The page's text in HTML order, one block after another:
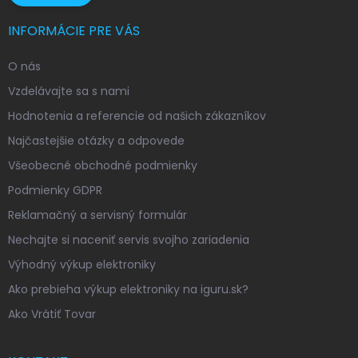
INFORMÁCIE PRE VÁS
O nás
Vzdelávajte sa s nami
Hodnotenia a referencie od našich zákazníkov
Najčastejšie otázky a odpovede
Všeobecné obchodné podmienky
Podmienky GDPR
Reklamačný a servisný formulár
Nechajte si naceniť servis svojho zariadenia
Výhodný výkup elektroniky
Ako prebieha výkup elektroniky na iguru.sk?
Ako Vrátiť Tovar